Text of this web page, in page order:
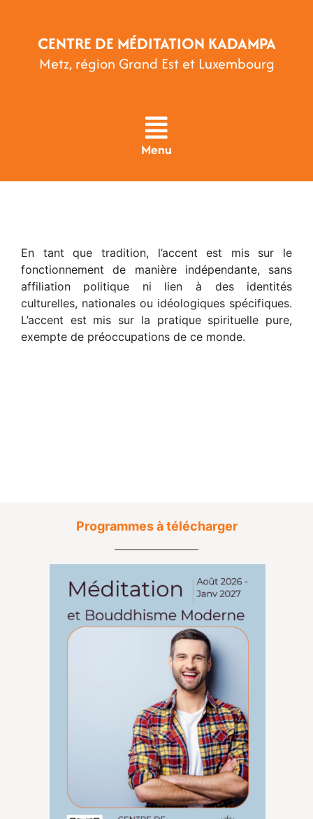
contenuCENTRE DE MÉDITATION KADAMPA
Metz, région Grand Est et Luxembourg
Menu
En tant que tradition, l’accent est mis sur le
fonctionnement de manière indépendante, sans
affiliation politique ni lien à des identités
culturelles, nationales ou idéologiques spécifiques.
L’accent est mis sur la pratique spirituelle pure,
exempte de préoccupations de ce monde.
Programmes à télécharger